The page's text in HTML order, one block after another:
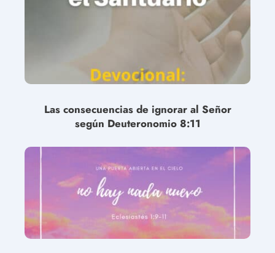
Las consecuencias de ignorar al Señor
según Deuteronomio 8:11